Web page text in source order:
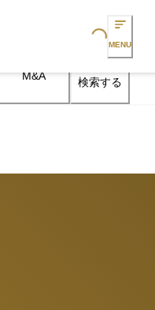
Loading...
MENU
M&A 検索する